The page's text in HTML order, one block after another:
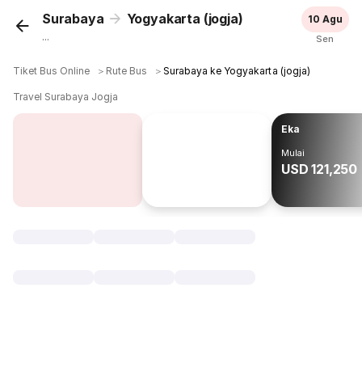
Surabaya Yogyakarta (jogja)
...
10 Agu
Sen
Tiket Bus Online ＞ Rute Bus ＞ Surabaya ke Yogyakarta (jogja)
Travel Surabaya Jogja
Eka
Mulai
USD 121,250